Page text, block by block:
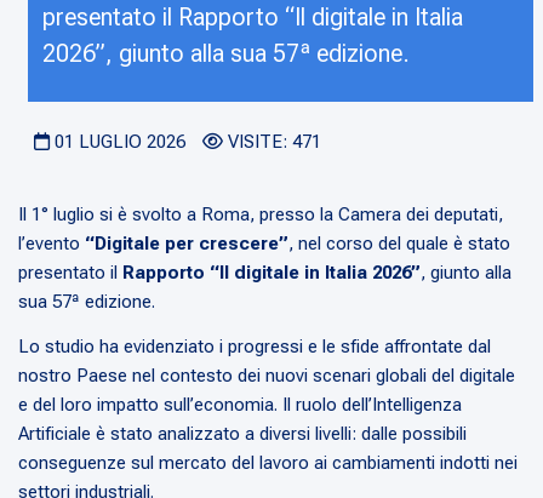
presentato il Rapporto “Il digitale in Italia
2026”, giunto alla sua 57ª edizione.
01 LUGLIO 2026 VISITE: 471
Il 1° luglio si è svolto a Roma, presso la Camera dei deputati,
l’evento “Digitale per crescere”, nel corso del quale è stato
presentato il Rapporto “Il digitale in Italia 2026”, giunto alla
sua 57ª edizione.
Lo studio ha evidenziato i progressi e le sfide affrontate dal
nostro Paese nel contesto dei nuovi scenari globali del digitale
e del loro impatto sull’economia. Il ruolo dell’Intelligenza
Artificiale è stato analizzato a diversi livelli: dalle possibili
conseguenze sul mercato del lavoro ai cambiamenti indotti nei
settori industriali.